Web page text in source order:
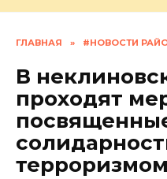
ГЛАВНАЯ » #НОВОСТИ
В
проходят
терроризмом